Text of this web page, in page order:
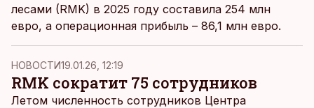
лесами (RMK) в 2025 году составила 254 млн
евро, а операционная прибыль – 86,1 млн евро.
НОВОСТИ19.01.26, 12:19
RMK сократит 75 сотрудников
Летом численность сотрудников Центра